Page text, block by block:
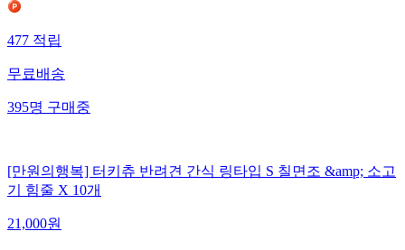
477적립
무료배송
395명구매중
[만원의행복] 터키츄 반려견 간식 링타입 S 칠면조 &amp; 소고
기 힘줄 X 10개
21,000원